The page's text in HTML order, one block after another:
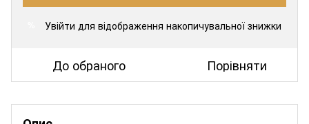
Увійти для відображення накопичувальної знижки
До обраного Порівняти